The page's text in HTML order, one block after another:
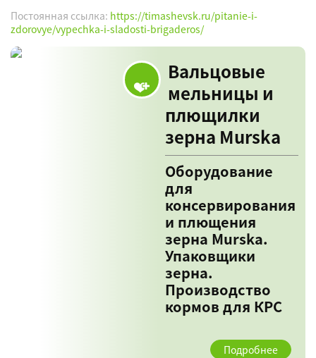
Постоянная ссылка: https://timashevsk.ru/pitanie-i-
zdorovye/vypechka-i-sladosti-brigaderos/
Вальцовые
мельницы и
плющилки
зерна Murska
Оборудование
для
консервирования
и плющения
зерна Murska.
Упаковщики
зерна.
Производство
кормов для КРС
Подробнее